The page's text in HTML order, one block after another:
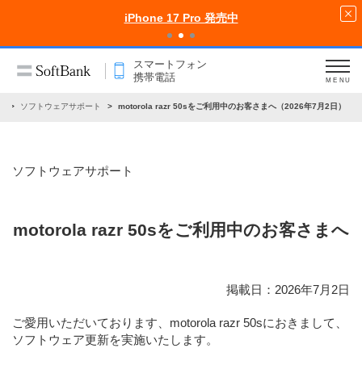
iPhone 17 Pro 発売中
スマートフォン
携帯電話
MENU
ソフトウェアサポート motorola razr 50sをご利用中のお客さまへ（2026年7月2日）
ソフトウェアサポート
motorola razr 50sをご利用中のお客さまへ
掲載日：2026年7月2日
ご愛用いただいております、motorola razr 50sにおきまして、
ソフトウェア更新を実施いたします。